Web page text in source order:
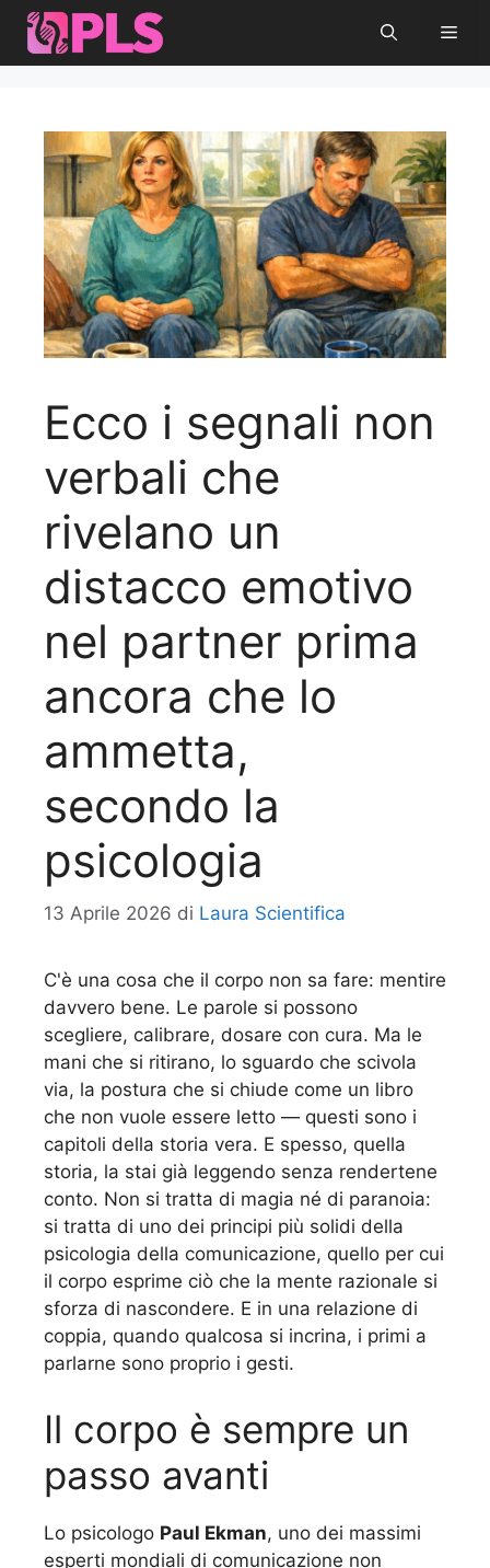
contenuto
Ecco i segnali non
verbali che
rivelano un
distacco emotivo
nel partner prima
ancora che lo
ammetta,
secondo la
psicologia
13 Aprile 2026 di Laura Scientifica
C'è una cosa che il corpo non sa fare: mentire
davvero bene. Le parole si possono
scegliere, calibrare, dosare con cura. Ma le
mani che si ritirano, lo sguardo che scivola
via, la postura che si chiude come un libro
che non vuole essere letto — questi sono i
capitoli della storia vera. E spesso, quella
storia, la stai già leggendo senza rendertene
conto. Non si tratta di magia né di paranoia:
si tratta di uno dei principi più solidi della
psicologia della comunicazione, quello per cui
il corpo esprime ciò che la mente razionale si
sforza di nascondere. E in una relazione di
coppia, quando qualcosa si incrina, i primi a
parlarne sono proprio i gesti.
Il corpo è sempre un
passo avanti
Lo psicologo Paul Ekman, uno dei massimi
esperti mondiali di comunicazione non